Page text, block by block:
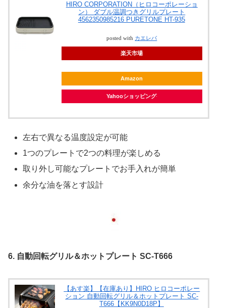
HIRO CORPORATION（ヒロコーポレーショ
ン） ダブル温調つきグリルプレート
4562350985216 PURETONE HT-935
posted with カエレバ
楽天市場
Amazon
Yahooショッピング
左右で異なる温度設定が可能
1つのプレートで2つの料理が楽しめる
取り外し可能なプレートでお手入れが簡単
余分な油を落とす設計
6. 自動回転グリル＆ホットプレート SC-T666
【あす楽】【在庫あり】HIRO ヒロコーポレー
ション 自動回転グリル＆ホットプレート SC-
T666【KK9N0D18P】